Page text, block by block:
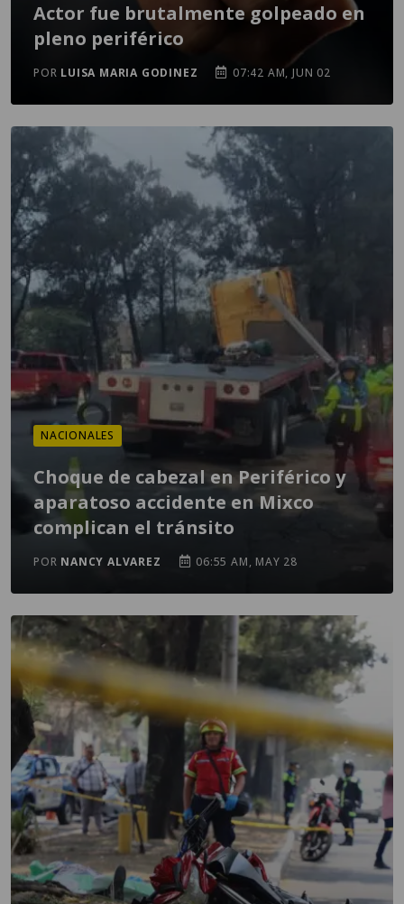
Actor fue brutalmente golpeado en
pleno periférico
POR LUISA MARIA GODINEZ 07:42 AM, JUN 02
NACIONALES
Choque de cabezal en Periférico y
aparatoso accidente en Mixco
complican el tránsito
POR NANCY ALVAREZ 06:55 AM, MAY 28